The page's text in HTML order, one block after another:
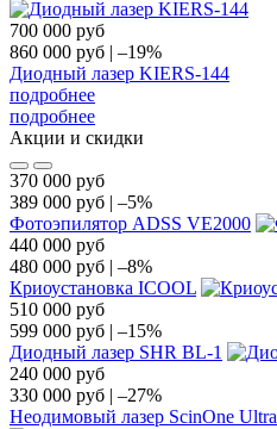
700 000 руб
860 000 руб | –19%
Диодный лазер KIERS-144
подробнее
подробнее
Акции и скидки
370 000 руб
389 000 руб | –5%
Фотоэпилятор ADSS VE2000
440 000 руб
480 000 руб | –8%
Криоустановка ICOOL
510 000 руб
599 000 руб | –15%
Диодный лазер SHR BL-1
240 000 руб
330 000 руб | –27%
Неодимовый лазер ScinOne Ultra